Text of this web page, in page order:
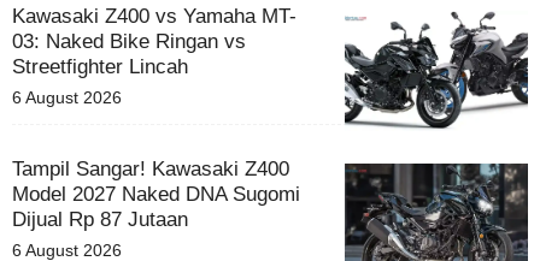
Kawasaki Z400 vs Yamaha MT-
03: Naked Bike Ringan vs
Streetfighter Lincah
6 August 2026
Tampil Sangar! Kawasaki Z400
Model 2027 Naked DNA Sugomi
Dijual Rp 87 Jutaan
6 August 2026